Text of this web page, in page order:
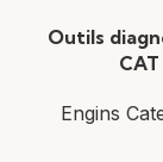
Outils
CAT
Engins